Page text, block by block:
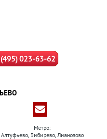
023-63-62
Метро:
Алтуфьево, Бибирево, Лианозово